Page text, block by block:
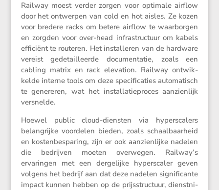
Railway moest verder zorgen voor optimale airflow
door het ontwerpen van cold en hot aisles. Ze kozen
voor bredere racks om betere airflow te waarborgen
en zorgden voor over-head infra­struc­tuur om kabels
efficiënt te routeren. Het instal­leren van de hardware
vereist gedetail­leerde documen­tatie, zoals een
cabling matrix en rack eleva­tion. Railway ontwik­
kelde interne tools om deze speci­fi­ca­ties automa­tisch
te genereren, wat het instal­la­tie­proces aanzien­lijk
versnelde.
Hoewel public cloud-diensten via hypers­ca­lers
belang­rijke voordelen bieden, zoals schaal­baar­heid
en kosten­be­spa­ring, zijn er ook aanzien­lijke nadelen
die bedrijven moeten overwegen. Railway’s
ervaringen met een derge­lijke hypers­caler geven
volgens het bedrijf aan dat deze nadelen signi­fi­cante
impact kunnen hebben op de prijs­struc­tuur, dienst­ni­